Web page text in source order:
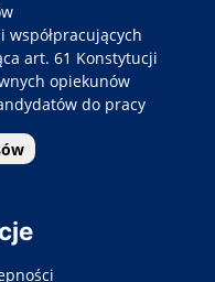
art. 61 Konstytucji
opiekunów
do pracy